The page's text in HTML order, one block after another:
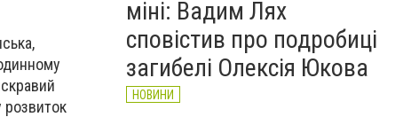
розвиток
міні: Вадим Лях
сповістив про подробиці
загибелі Олексія Юкова
НОВИНИ